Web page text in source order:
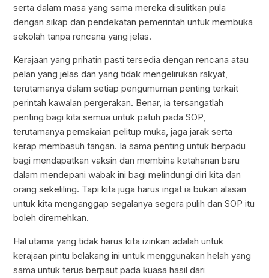
serta dalam masa yang sama mereka disulitkan pula
dengan sikap dan pendekatan pemerintah untuk membuka
sekolah tanpa rencana yang jelas.
Kerajaan yang prihatin pasti tersedia dengan rencana atau
pelan yang jelas dan yang tidak mengelirukan rakyat,
terutamanya dalam setiap pengumuman penting terkait
perintah kawalan pergerakan. Benar, ia tersangatlah
penting bagi kita semua untuk patuh pada SOP,
terutamanya pemakaian pelitup muka, jaga jarak serta
kerap membasuh tangan. Ia sama penting untuk berpadu
bagi mendapatkan vaksin dan membina ketahanan baru
dalam mendepani wabak ini bagi melindungi diri kita dan
orang sekeliling. Tapi kita juga harus ingat ia bukan alasan
untuk kita menganggap segalanya segera pulih dan SOP itu
boleh diremehkan.
Hal utama yang tidak harus kita izinkan adalah untuk
kerajaan pintu belakang ini untuk menggunakan helah yang
sama untuk terus berpaut pada kuasa hasil dari